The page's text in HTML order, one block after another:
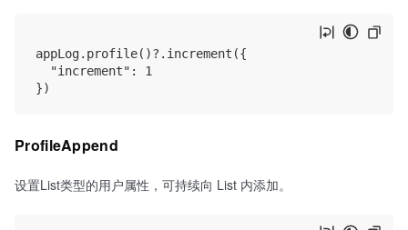
appLog.profile()?.increment({
  "increment": 1
ProfileAppend
设置List类型的用户属性，可持续向 List 内添加。